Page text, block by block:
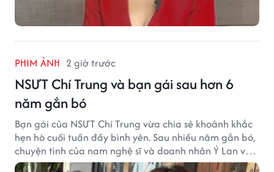
PHIM ẢNH 2 giờ trước
NSƯT Chí Trung và bạn gái sau hơn 6
năm gắn bó
Bạn gái của NSƯT Chí Trung vừa chia sẻ khoảnh khắc
hẹn hò cuối tuần đầy bình yên. Sau nhiều năm gắn bó,
chuyện tình của nam nghệ sĩ và doanh nhân Ý Lan vẫn
nhận được sự quan tâm từ công chúng.